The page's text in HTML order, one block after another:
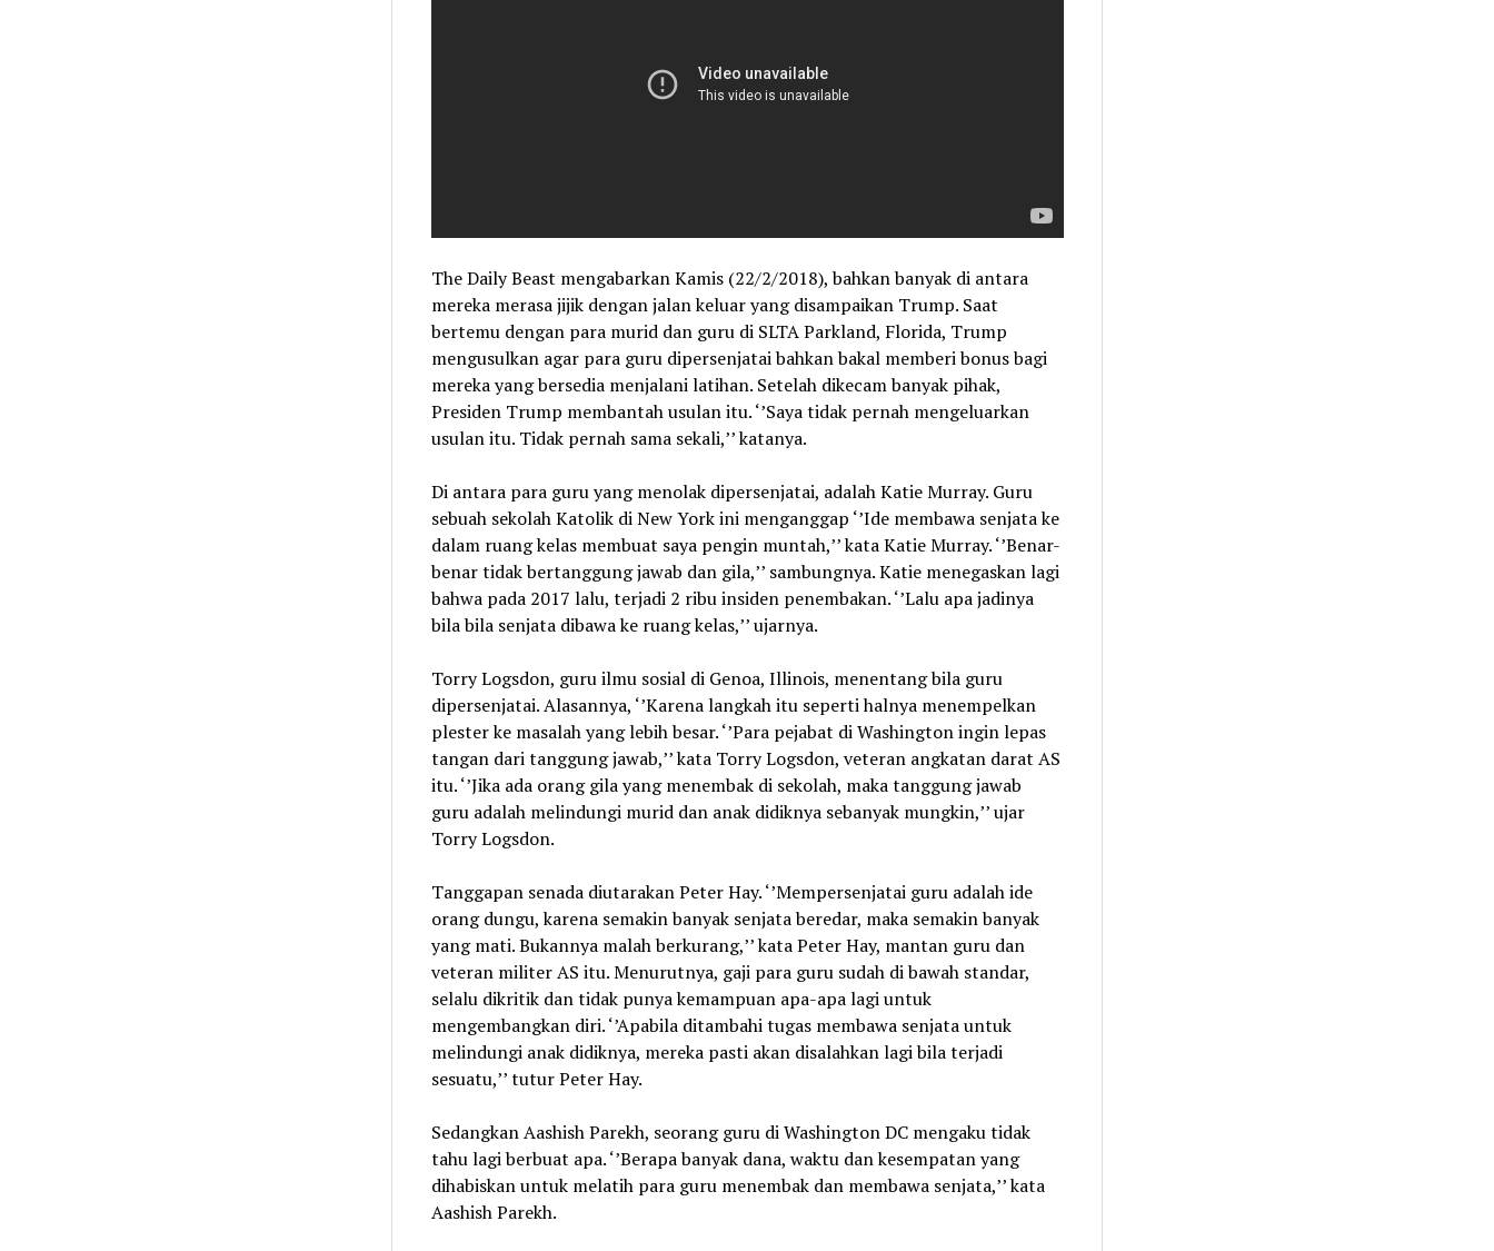
The Daily Beast mengabarkan Kamis (22/2/2018), bahkan banyak di antara
mereka merasa jijik dengan jalan keluar yang disampaikan Trump. Saat
bertemu dengan para murid dan guru di SLTA Parkland, Florida, Trump
mengusulkan agar para guru dipersenjatai bahkan bakal memberi bonus bagi
mereka yang bersedia menjalani latihan. Setelah dikecam banyak pihak,
Presiden Trump membantah usulan itu. ‘’Saya tidak pernah mengeluarkan
usulan itu. Tidak pernah sama sekali,’’ katanya.
Di antara para guru yang menolak dipersenjatai, adalah Katie Murray. Guru
sebuah sekolah Katolik di New York ini menganggap ‘’Ide membawa senjata ke
dalam ruang kelas membuat saya pengin muntah,’’ kata Katie Murray. ‘’Benar-
benar tidak bertanggung jawab dan gila,’’ sambungnya. Katie menegaskan lagi
bahwa pada 2017 lalu, terjadi 2 ribu insiden penembakan. ‘’Lalu apa jadinya
bila bila senjata dibawa ke ruang kelas,’’ ujarnya.
Torry Logsdon, guru ilmu sosial di Genoa, Illinois, menentang bila guru
dipersenjatai. Alasannya, ‘’Karena langkah itu seperti halnya menempelkan
plester ke masalah yang lebih besar. ‘’Para pejabat di Washington ingin lepas
tangan dari tanggung jawab,’’ kata Torry Logsdon, veteran angkatan darat AS
itu. ‘’Jika ada orang gila yang menembak di sekolah, maka tanggung jawab
guru adalah melindungi murid dan anak didiknya sebanyak mungkin,’’ ujar
Torry Logsdon.
Tanggapan senada diutarakan Peter Hay. ‘’Mempersenjatai guru adalah ide
orang dungu, karena semakin banyak senjata beredar, maka semakin banyak
yang mati. Bukannya malah berkurang,’’ kata Peter Hay, mantan guru dan
veteran militer AS itu. Menurutnya, gaji para guru sudah di bawah standar,
selalu dikritik dan tidak punya kemampuan apa-apa lagi untuk
mengembangkan diri. ‘’Apabila ditambahi tugas membawa senjata untuk
melindungi anak didiknya, mereka pasti akan disalahkan lagi bila terjadi
sesuatu,’’ tutur Peter Hay.
Sedangkan Aashish Parekh, seorang guru di Washington DC mengaku tidak
tahu lagi berbuat apa. ‘’Berapa banyak dana, waktu dan kesempatan yang
dihabiskan untuk melatih para guru menembak dan membawa senjata,’’ kata
Aashish Parekh.